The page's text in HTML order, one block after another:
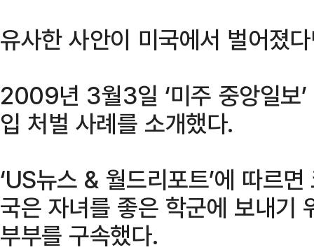
유사한 사안이 미국에서 벌어졌
2009년 3월3일 ‘미주 중앙일보
입 처벌 사례를 소개했다.
‘US뉴스 & 월드리포트’에 따르
국은 자녀를 좋은 학군에 보내기
부부를 구속했다.